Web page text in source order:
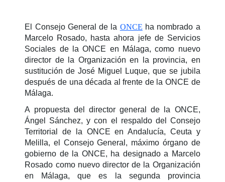
El Consejo General de la ONCE ha nombrado a
Marcelo Rosado, hasta ahora jefe de Servicios
Sociales de la ONCE en Málaga, como nuevo
director de la Organización en la provincia, en
sustitución de José Miguel Luque, que se jubila
después de una década al frente de la ONCE de
Málaga.
A propuesta del director general de la ONCE,
Ángel Sánchez, y con el respaldo del Consejo
Territorial de la ONCE en Andalucía, Ceuta y
Melilla, el Consejo General, máximo órgano de
gobierno de la ONCE, ha designado a Marcelo
Rosado como nuevo director de la Organización
en Málaga, que es la segunda provincia